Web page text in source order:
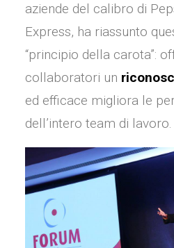
aziende del calibro di
Express, ha riassunto
“principio della carota”:
collaboratori un
ed efficace migliora le
dell’intero team di lavoro.